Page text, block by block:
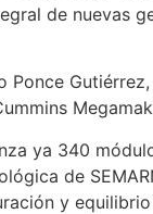
de nuevas
ya 340
de
y